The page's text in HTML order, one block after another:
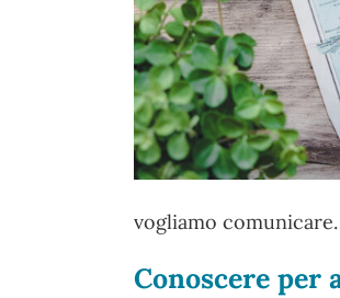
vogliamo comunicare.
Conoscere per